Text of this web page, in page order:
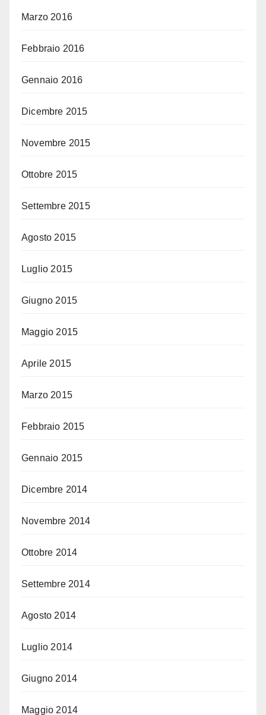
Marzo 2016
Febbraio 2016
Gennaio 2016
Dicembre 2015
Novembre 2015
Ottobre 2015
Settembre 2015
Agosto 2015
Luglio 2015
Giugno 2015
Maggio 2015
Aprile 2015
Marzo 2015
Febbraio 2015
Gennaio 2015
Dicembre 2014
Novembre 2014
Ottobre 2014
Settembre 2014
Agosto 2014
Luglio 2014
Giugno 2014
Maggio 2014